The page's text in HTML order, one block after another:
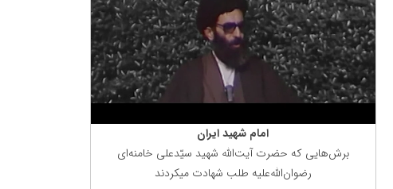
امام شهید ایران
برش‌هایی كه حضرت آیت‌الله شهید سیّدعلی خامنه‌ای
رضوان‌الله‌علیه طلب شهادت میكردند